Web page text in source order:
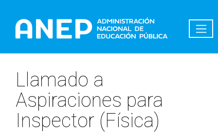
Llamado a
Aspiraciones para
Inspector (Física)